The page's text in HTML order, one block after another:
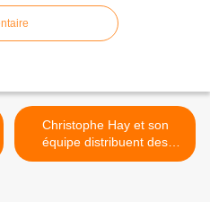
Christophe Hay et son
équipe distribuent des
repas à Blois auprès des